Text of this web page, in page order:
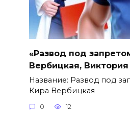
«Развод под
Вербицкая,
Название: Развод под
Кира Вербицкая
0 12